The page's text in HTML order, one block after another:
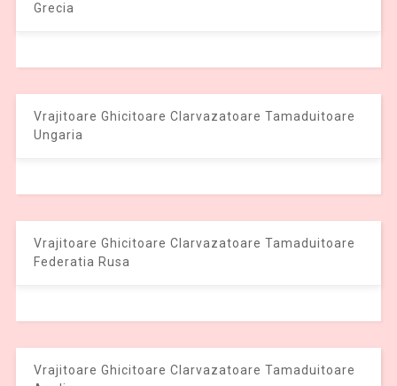
Grecia
Vrajitoare Ghicitoare Clarvazatoare Tamaduitoare
Ungaria
Vrajitoare Ghicitoare Clarvazatoare Tamaduitoare
Federatia Rusa
Vrajitoare Ghicitoare Clarvazatoare Tamaduitoare